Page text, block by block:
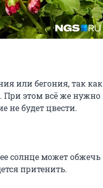
или бегония, так как
При этом всё же нужно
не будет цвести.
солнце может обжечь
притенить.